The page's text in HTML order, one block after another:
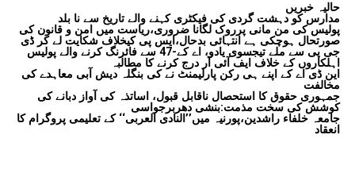
حالیہ خبریں
مدارس کو دہشت گردی کی فیکٹری کہنے والے تاریخ سے نا بلد
پولیس کی من مانی پرروک لگانا ضروری،ریاست میں امن و قانون کی
صورتحال ہوچکی ہے انتہائی بدحال،ایس پی کیخلاف شکایت لے کر ڈی
جی پی سے ملے تیجسوی یادو، اے کے-47 سے فائرنگ کرنے والے پولیس
اہلکاروں کے خلاف ایف آئی آر درج کرنے کا مطالبہ
این ڈی اے کے اپنے ہی رکن پارلیمنٹ نے کی بنگلہ دیش آبی معاہدے کی
مخالفت
جمہوری حقوق کا استحصال ناقابل قبول، اساتذہ کی آواز دبانے کی
کوشش کی سخت مذمت:بنشی دھربرجواسی
جامعہ خلفاء راشدین،پورنیہ میں’’النادی العربی‘‘ کے تعلیمی پروگرام کا
انعقاد